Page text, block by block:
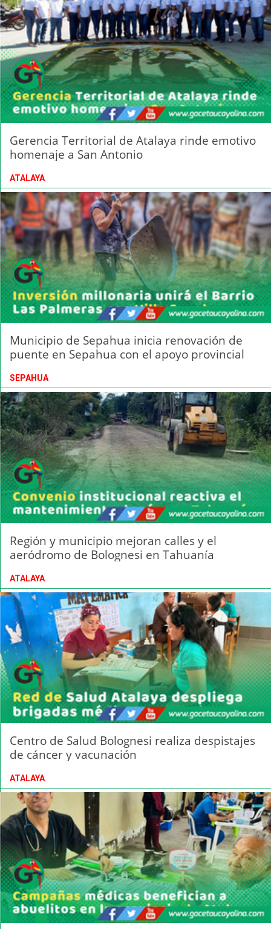
Gerencia Territorial de Atalaya rinde emotivo
homenaje a San Antonio
ATALAYA
Municipio de Sepahua inicia renovación de
puente en Sepahua con el apoyo provincial
SEPAHUA
Región y municipio mejoran calles y el
aeródromo de Bolognesi en Tahuanía
ATALAYA
Centro de Salud Bolognesi realiza despistajes
de cáncer y vacunación
ATALAYA